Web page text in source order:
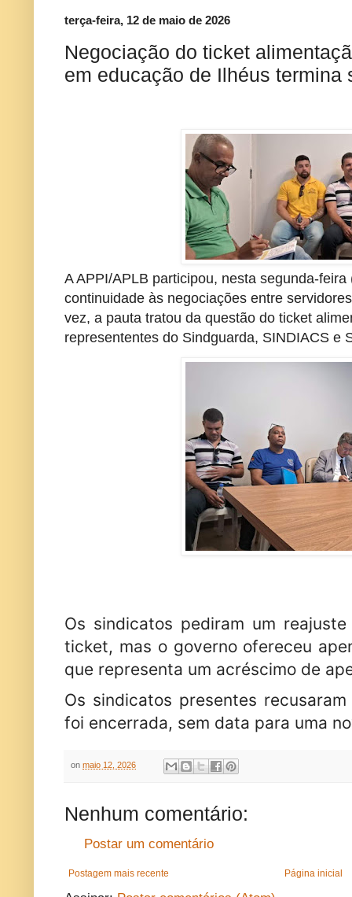
terça-feira, 12 de maio de 2026
Negociação do ticket
em educação de Ilhéus termina
A APPI/APLB participou, nesta segunda-
continuidade às negociações entre
vez, a pauta tratou da questão do ticket
represententes do Sindguarda, SINDIACS e
Os sindicatos pediram um
ticket, mas o governo ofereceu
que representa um acréscimo de
Os sindicatos presentes
foi encerrada, sem data para uma
onmaio 12, 2026
Nenhum comentário:
Postar um comentário
Postagem mais recente Página inicial